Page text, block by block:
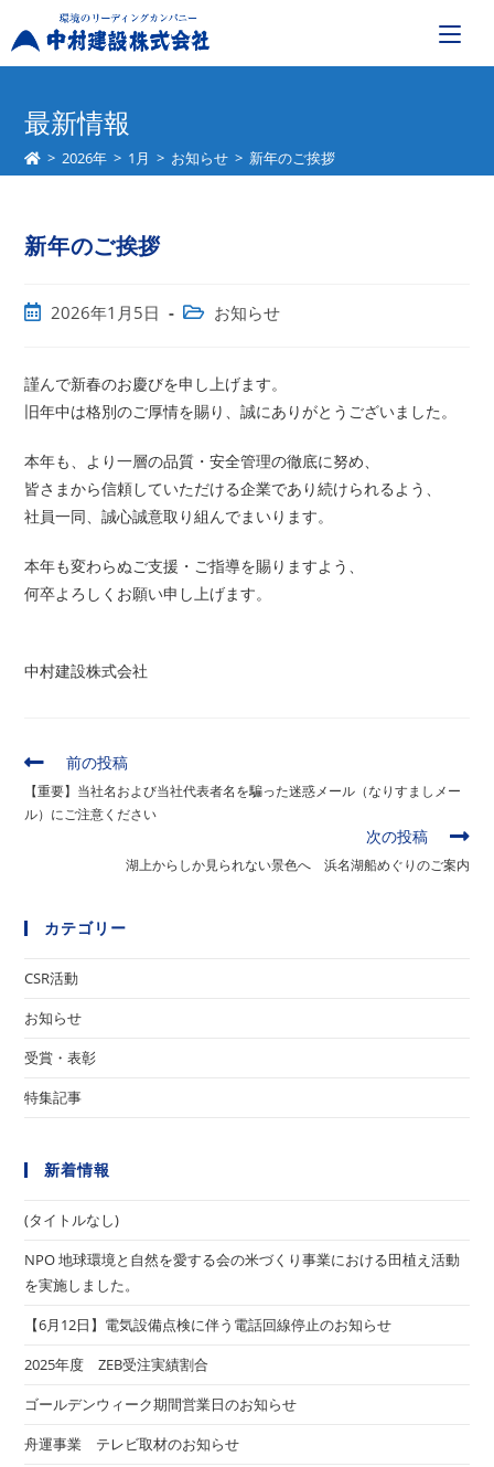
最新情報
> 2026年 > 1月 > お知らせ > 新年のご挨拶
新年のご挨拶
投
開
日:
2026年1月5日
投
テ
ゴ
リ
ー:
お知らせ
謹んで新春のお慶びを申し上げます。
旧年中は格別のご厚情を賜り、誠にありがとうございました。
本年も、より一層の品質・安全管理の徹底に努め、
皆さまから信頼していただける企業であり続けられるよう、
社員一同、誠心誠意取り組んでまいります。
本年も変わらぬご支援・ご指導を賜りますよう、
何卒よろしくお願い申し上げます。
中村建設株式会社
そ
の
他
の
前の投稿
【重要】当社名および当社代表者名を騙った迷惑メール（なりすましメー
ル）にご注意ください
次の投稿
湖上からしか見られない景色へ 浜名湖船めぐりのご案内
カテゴリー
CSR活動
お知らせ
受賞・表彰
特集記事
新着情報
(タイトルなし)
NPO 地球環境と自然を愛する会の米づくり事業における田植え活動
を実施しました。
【6月12日】電気設備点検に伴う電話回線停止のお知らせ
2025年度 ZEB受注実績割合
ゴールデンウィーク期間営業日のお知らせ
舟運事業 テレビ取材のお知らせ